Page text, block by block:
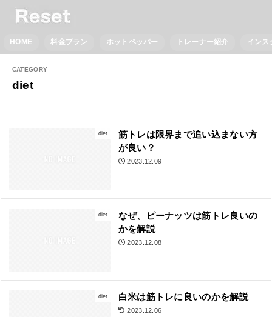
HOME 料金プラン ホットペッパー トレーナー紹介 インス
diet
diet
筋トレは限界まで追い込まない方
が良い？
2023.12.09
diet
なぜ、ピーナッツは筋トレ良いの
かを解説
2023.12.08
diet 白米は筋トレに良いのかを解説
2023.12.06